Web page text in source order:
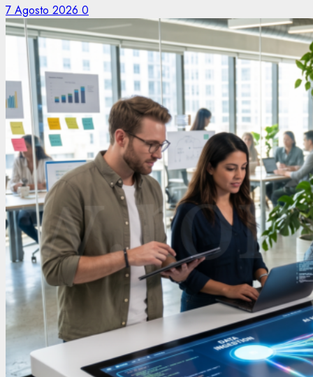
7 Agosto 2026 0